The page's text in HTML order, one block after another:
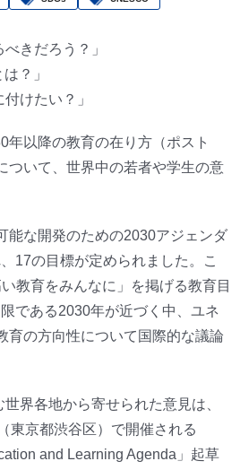
きだろう？」
？」
けたい？」
年以降の教育の在り方（ポスト
ついて、世界中の若者や学生の意
能な開発のための2030アジェンダ
17の目標が定められました。こ
教育をみんなに」を掲げる教育目
である2030年が近づく中、ユネ
育の方向性について国際的な議論
界各地から寄せられた意見は、
東京都渋谷区）で開催される
and Learning Agenda」起草